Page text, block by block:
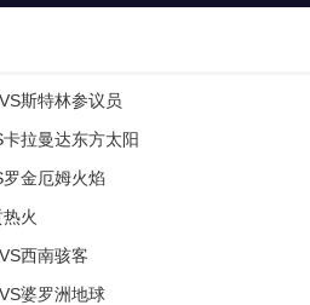
斯特林参议员
拉曼达东方太阳
金厄姆火焰
火
西南骇客
婆罗洲地球